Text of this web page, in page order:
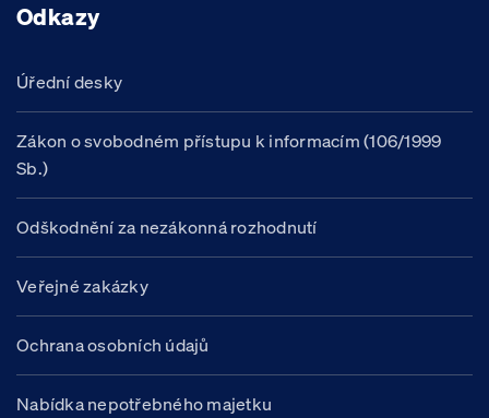
Odkazy
Úřední desky
Zákon o svobodném přístupu k informacím (106/1999
Sb.)
Odškodnění za nezákonná rozhodnutí
Veřejné zakázky
Ochrana osobních údajů
Nabídka nepotřebného majetku